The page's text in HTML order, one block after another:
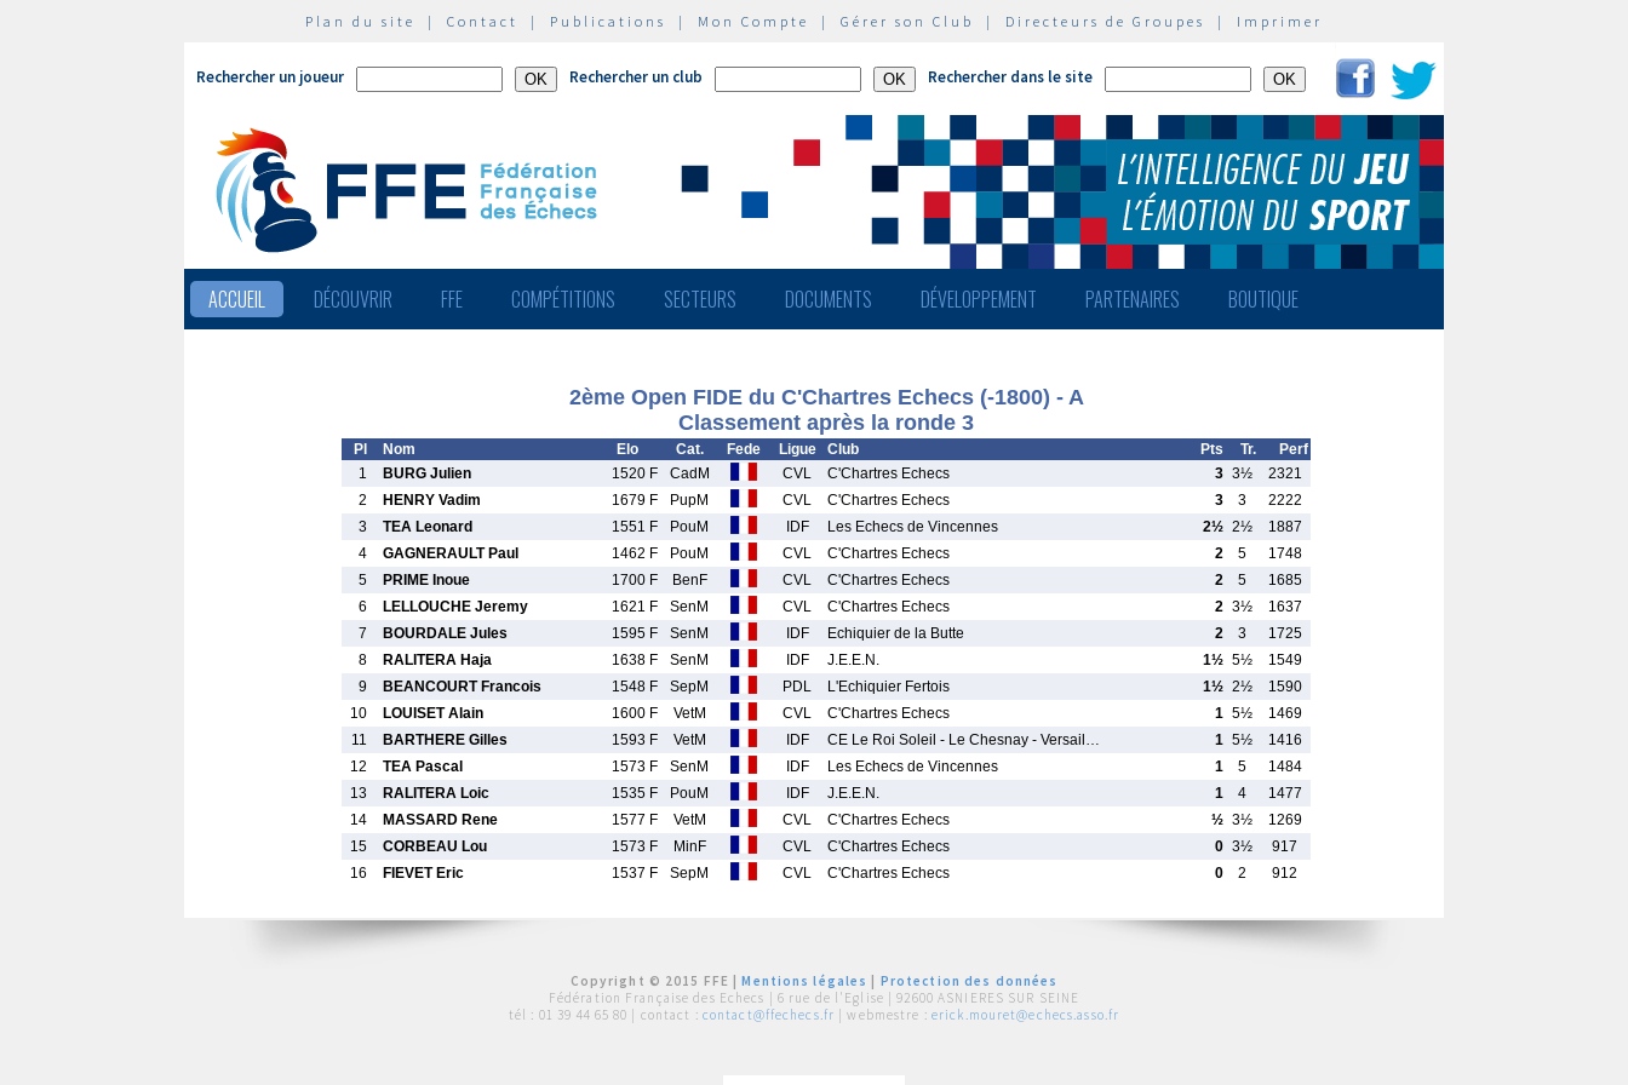
Plan du site | Contact | Publications | Mon Compte | Gérer son Club | Directeurs de Groupes | Imprimer
Rechercher un joueur Rechercher un club Rechercher dans le site
ACCUEIL DÉCOUVRIR FFE COMPÉTITIONS SECTEURS DOCUMENTS DÉVELOPPEMENT PARTENAIRES BOUTIQUE
2ème Open FIDE du C'Chartres Echecs (-1800) - A
Classement après la ronde 3
Pl Nom Elo Cat. Fede Ligue Club Pts Tr.
Perf
1
BURG Julien 1520 F CadM CVL C'Chartres Echecs 3 3½
2321
2
HENRY Vadim 1679 F PupM CVL C'Chartres Echecs 3 3
2222
3
TEA Leonard 1551 F PouM IDF Les Echecs de Vincennes 2½ 2½
1887
4
GAGNERAULT Paul 1462 F PouM CVL C'Chartres Echecs 2 5
1748
5
PRIME Inoue 1700 F BenF CVL C'Chartres Echecs 2 5
1685
6
LELLOUCHE Jeremy 1621 F SenM CVL C'Chartres Echecs 2 3½
1637
7
BOURDALE Jules 1595 F SenM IDF Echiquier de la Butte 2 3
1725
8
RALITERA Haja 1638 F SenM IDF J.E.E.N. 1½ 5½
1549
9
BEANCOURT Francois 1548 F SepM PDL L'Echiquier Fertois 1½ 2½
1590
10
LOUISET Alain 1600 F VetM CVL C'Chartres Echecs 1 5½
1469
11
BARTHERE Gilles 1593 F VetM IDF CE Le Roi Soleil - Le Chesnay - Versail… 1 5½
1416
12
TEA Pascal 1573 F SenM IDF Les Echecs de Vincennes 1 5
1484
13
RALITERA Loic 1535 F PouM IDF J.E.E.N. 1 4
1477
14
MASSARD Rene 1577 F VetM CVL C'Chartres Echecs ½ 3½
1269
15
CORBEAU Lou 1573 F MinF CVL C'Chartres Echecs 0 3½
917
16
FIEVET Eric 1537 F SepM CVL C'Chartres Echecs 0 2 912
Copyright © 2015 FFE |Mentions légales
Protection des données
Fédération Française des Echecs | 6 rue de l'Eglise | 92600 ASNIERES SUR SEINE
tél : 01 39 44 65 80 | contact : contact@ffechecs.fr | webmestre : erick.mouret@echecs.asso.fr